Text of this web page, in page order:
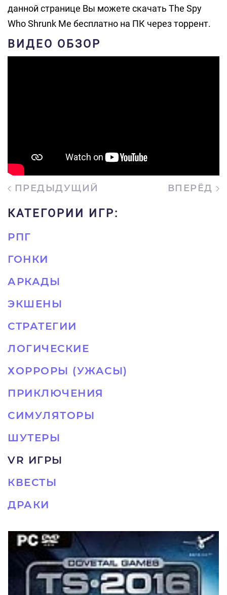
данной странице Вы можете скачать The Spy
Who Shrunk Me бесплатно на ПК через торрент.
ВИДЕО ОБЗОР
ПРЕДЫДУЩИЙ ВПЕРЁД
КАТЕГОРИИ ИГР:
РПГ
ГОНКИ
АРКАДЫ
ЭКШЕНЫ
СТРАТЕГИИ
ЛОГИЧЕСКИЕ
ХОРРОРЫ (УЖАСЫ)
ПРИКЛЮЧЕНИЯ
СИМУЛЯТОРЫ
ШУТЕРЫ
VR ИГРЫ
КВЕСТЫ
ДРАКИ